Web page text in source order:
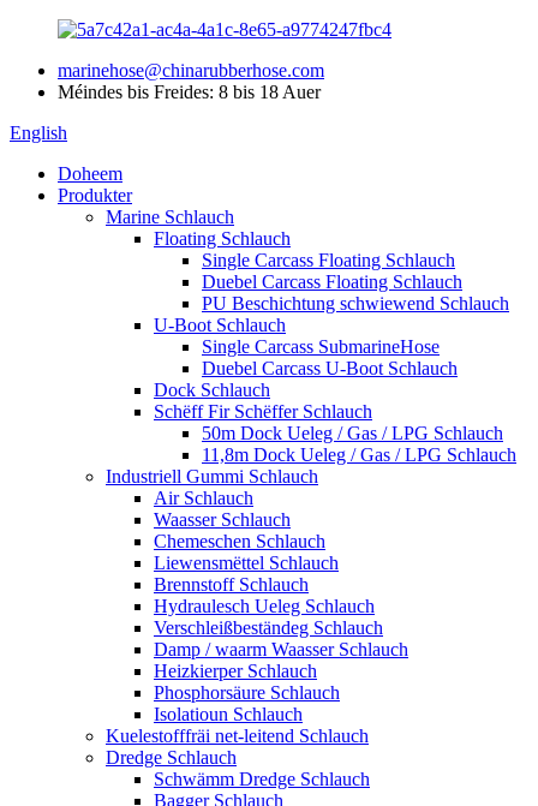
marinehose@chinarubberhose.com
Méindes bis Freides: 8 bis 18 Auer
English
Doheem
Produkter
Marine Schlauch
Floating Schlauch
Single Carcass Floating Schlauch
Duebel Carcass Floating Schlauch
PU Beschichtung schwiewend Schlauch
U-Boot Schlauch
Single Carcass SubmarineHose
Duebel Carcass U-Boot Schlauch
Dock Schlauch
Schëff Fir Schëffer Schlauch
50m Dock Ueleg / Gas / LPG Schlauch
11,8m Dock Ueleg / Gas / LPG Schlauch
Industriell Gummi Schlauch
Air Schlauch
Waasser Schlauch
Chemeschen Schlauch
Liewensmëttel Schlauch
Brennstoff Schlauch
Hydraulesch Ueleg Schlauch
Verschleißbeständeg Schlauch
Damp / waarm Waasser Schlauch
Heizkierper Schlauch
Phosphorsäure Schlauch
Isolatioun Schlauch
Kuelestofffräi net-leitend Schlauch
Dredge Schlauch
Schwämm Dredge Schlauch
Bagger Schlauch